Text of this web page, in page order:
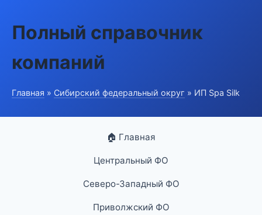
Полный справочник
компаний
Главная » Сибирский федеральный округ » ИП Spa Silk
🏠 Главная
Центральный ФО
Северо-Западный ФО
Приволжский ФО